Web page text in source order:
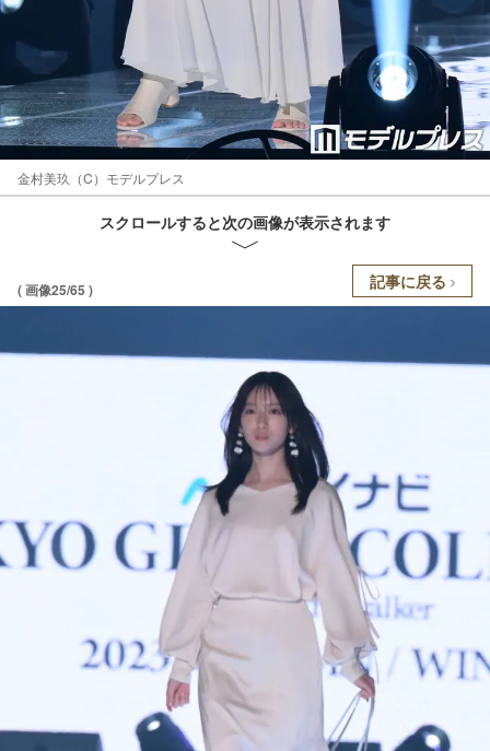
金村美玖（C）モデルプレス
スクロールすると次の画像が表示されます
( 画像25/65 ) 記事に戻る